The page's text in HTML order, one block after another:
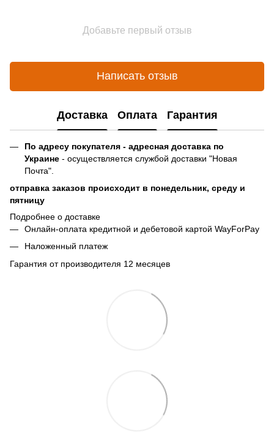
Добавьте первый отзыв
Написать отзыв
Доставка Оплата Гарантия
По адресу покупателя - адресная доставка по
Украине - осуществляется службой доставки "Новая
Почта".
отправка заказов происходит в понедельник, среду и
пятницу
Подробнее о доставке
Онлайн-оплата кредитной и дебетовой картой WayForPay
Наложенный платеж
Гарантия от производителя 12 месяцев